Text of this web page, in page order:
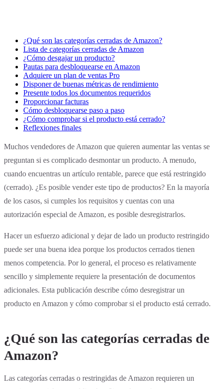
¿Qué son las categorías cerradas de Amazon?
Lista de categorías cerradas de Amazon
¿Cómo desgajar un producto?
Pautas para desbloquearse en Amazon
Adquiere un plan de ventas Pro
Disponer de buenas métricas de rendimiento
Presente todos los documentos requeridos
Proporcionar facturas
Cómo desbloquearse paso a paso‍
¿Cómo comprobar si el producto está cerrado?
Reflexiones finales
‍Muchos vendedores de Amazon que quieren aumentar las ventas se
preguntan si es complicado desmontar un producto. A menudo,
cuando encuentras un artículo rentable, parece que está restringido
(cerrado). ¿Es posible vender este tipo de productos? En la mayoría
de los casos, si cumples los requisitos y cuentas con una
autorización especial de Amazon, es posible desregistrarlos.
Hacer un esfuerzo adicional y dejar de lado un producto restringido
puede ser una buena idea porque los productos cerrados tienen
menos competencia. Por lo general, el proceso es relativamente
sencillo y simplemente requiere la presentación de documentos
adicionales. Esta publicación describe cómo desregistrar un
producto en Amazon y cómo comprobar si el producto está cerrado.
¿Qué son las categorías cerradas de
Amazon?
Las categorías cerradas o restringidas de Amazon requieren un